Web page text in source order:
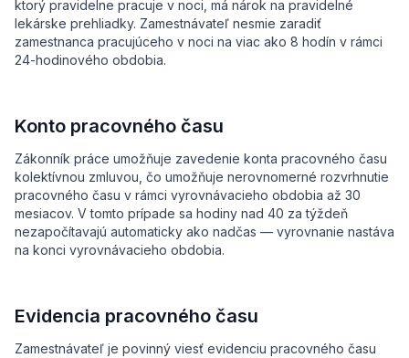
ktorý pravidelne pracuje v noci, má nárok na pravidelné
lekárske prehliadky. Zamestnávateľ nesmie zaradiť
zamestnanca pracujúceho v noci na viac ako 8 hodín v rámci
24-hodinového obdobia.
Konto pracovného času
Zákonník práce umožňuje zavedenie konta pracovného času
kolektívnou zmluvou, čo umožňuje nerovnomerné rozvrhnutie
pracovného času v rámci vyrovnávacieho obdobia až 30
mesiacov. V tomto prípade sa hodiny nad 40 za týždeň
nezapočítavajú automaticky ako nadčas — vyrovnanie nastáva
na konci vyrovnávacieho obdobia.
Evidencia pracovného času
Zamestnávateľ je povinný viesť evidenciu pracovného času